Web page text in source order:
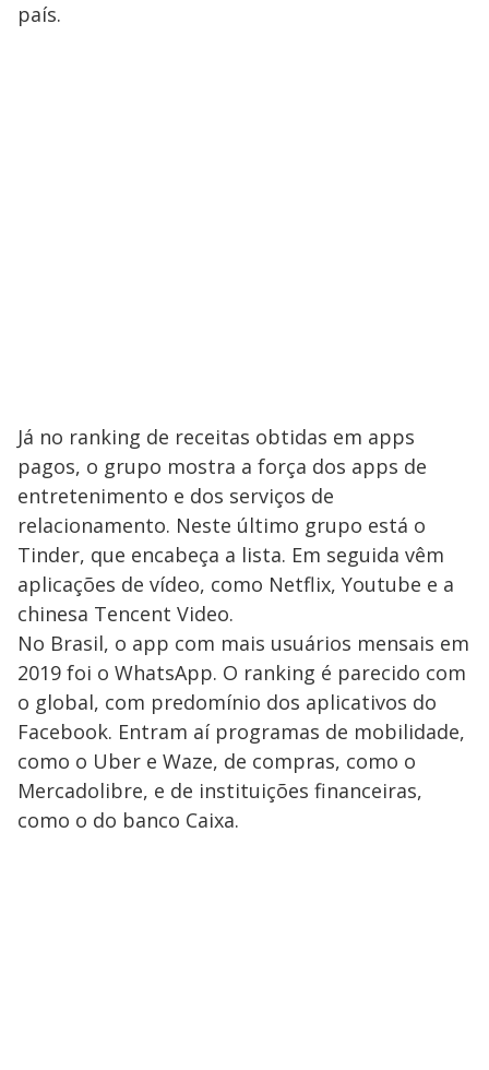
país.
Já no ranking de receitas obtidas em apps
pagos, o grupo mostra a força dos apps de
entretenimento e dos serviços de
relacionamento. Neste último grupo está o
Tinder, que encabeça a lista. Em seguida vêm
aplicações de vídeo, como Netflix, Youtube e a
chinesa Tencent Video.
No Brasil, o app com mais usuários mensais em
2019 foi o WhatsApp. O ranking é parecido com
o global, com predomínio dos aplicativos do
Facebook. Entram aí programas de mobilidade,
como o Uber e Waze, de compras, como o
Mercadolibre, e de instituições financeiras,
como o do banco Caixa.